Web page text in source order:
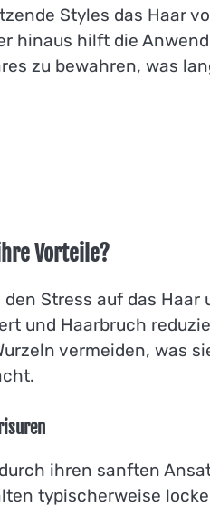
Styles das Haar
hinaus hilft die
zu bewahren, was
Vorteile?
Stress auf das
und Haarbruch
vermeiden, was
ihren sanften
typischerweise